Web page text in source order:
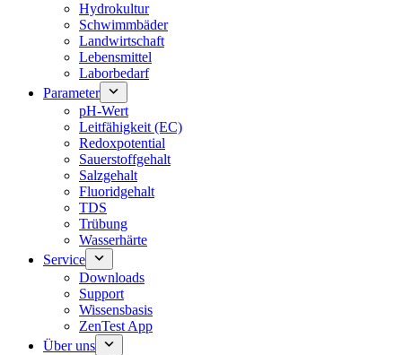
Hydrokultur
Schwimmbäder
Landwirtschaft
Lebensmittel
Laborbedarf
Parameter
pH-Wert
Leitfähigkeit (EC)
Redoxpotential
Sauerstoffgehalt
Salzgehalt
Fluoridgehalt
TDS
Trübung
Wasserhärte
Service
Downloads
Support
Wissensbasis
ZenTest App
Über uns